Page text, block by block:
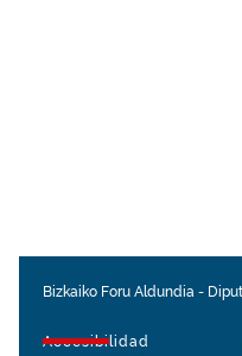
Bizkaiko Foru Aldundia -
Accesibilidad